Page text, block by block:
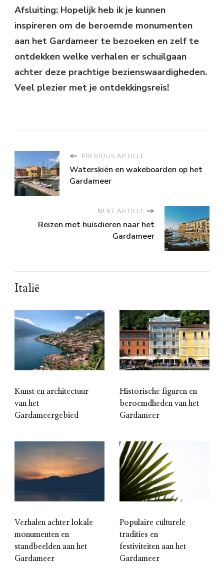
Afsluiting: Hopelijk heb ik je kunnen
inspireren om de beroemde monumenten
aan het Gardameer te bezoeken en zelf te
ontdekken welke verhalen er schuilgaan
achter deze prachtige bezienswaardigheden.
Veel plezier met je ontdekkingsreis!
PREVIOUS ARTICLE
Waterskiën en wakeboarden op het
Gardameer
NEXT ARTICLE
Reizen met huisdieren naar het
Gardameer
Italië
Kunst en architectuur
van het
Gardameergebied
Historische figuren en
beroemdheden van het
Gardameer
Verhalen achter lokale
monumenten en
standbeelden aan het
Gardameer
Populaire culturele
tradities en
festiviteiten aan het
Gardameer